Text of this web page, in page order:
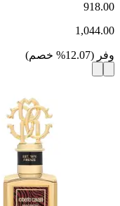
918.00
1,044.00
وفر (
12.07
% خصم)